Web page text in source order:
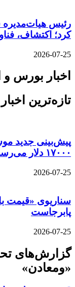
رئیس
کرد؛ اکتشاف،
2026-07-25
اخبار بورس و
تازه‌ترین
۱۷۰۰۰ دلار می‌رسد
2026-07-25
سناریوی «قیمت
پابرجاست
2026-07-25
گزارش‌های
«ومعادن»